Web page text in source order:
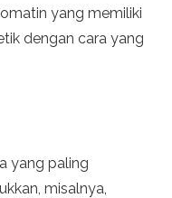
yang memiliki
dengan cara yang
yang paling
misalnya,